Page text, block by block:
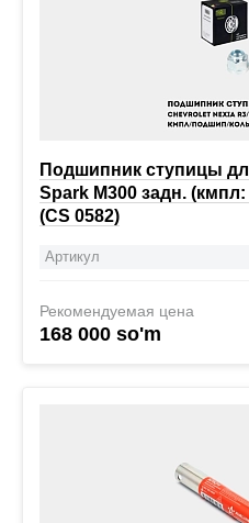
Подшипник ступицы
Spark M300 задн.
(CS 0582)
Артикул
Рекомендуемая цена
168 000 so'm